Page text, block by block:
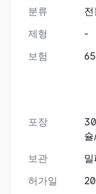
분류
제형
-
보험
포장
보관
허가일